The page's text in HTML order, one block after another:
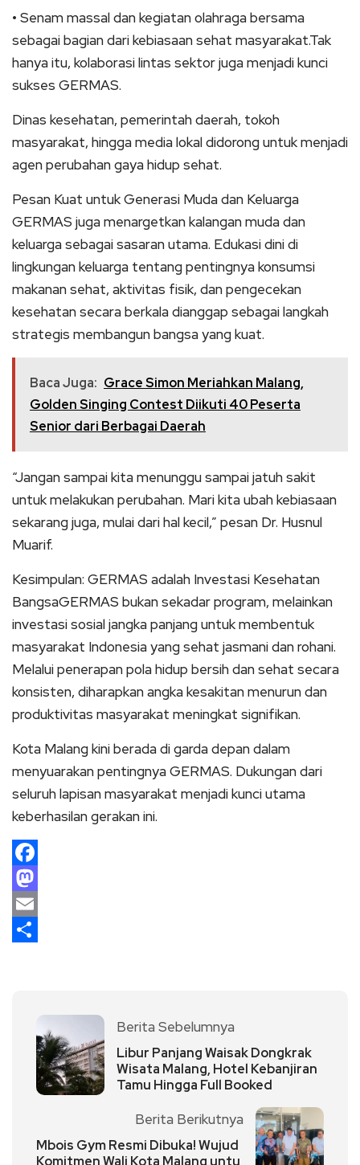
• Senam massal dan kegiatan olahraga bersama
sebagai bagian dari kebiasaan sehat masyarakat.Tak
hanya itu, kolaborasi lintas sektor juga menjadi kunci
sukses GERMAS.
Dinas kesehatan, pemerintah daerah, tokoh
masyarakat, hingga media lokal didorong untuk menjadi
agen perubahan gaya hidup sehat.
Pesan Kuat untuk Generasi Muda dan Keluarga
GERMAS juga menargetkan kalangan muda dan
keluarga sebagai sasaran utama. Edukasi dini di
lingkungan keluarga tentang pentingnya konsumsi
makanan sehat, aktivitas fisik, dan pengecekan
kesehatan secara berkala dianggap sebagai langkah
strategis membangun bangsa yang kuat.
Baca Juga: Grace Simon Meriahkan Malang,
Golden Singing Contest Diikuti 40 Peserta
Senior dari Berbagai Daerah
“Jangan sampai kita menunggu sampai jatuh sakit
untuk melakukan perubahan. Mari kita ubah kebiasaan
sekarang juga, mulai dari hal kecil,” pesan Dr. Husnul
Muarif.
Kesimpulan: GERMAS adalah Investasi Kesehatan
BangsaGERMAS bukan sekadar program, melainkan
investasi sosial jangka panjang untuk membentuk
masyarakat Indonesia yang sehat jasmani dan rohani.
Melalui penerapan pola hidup bersih dan sehat secara
konsisten, diharapkan angka kesakitan menurun dan
produktivitas masyarakat meningkat signifikan.
Kota Malang kini berada di garda depan dalam
menyuarakan pentingnya GERMAS. Dukungan dari
seluruh lapisan masyarakat menjadi kunci utama
keberhasilan gerakan ini.
Facebook
Mastodon
Email
Berita Sebelumnya
Libur Panjang Waisak Dongkrak
Wisata Malang, Hotel Kebanjiran
Tamu Hingga Full Booked
Berita Berikutnya
Mbois Gym Resmi Dibuka! Wujud
Komitmen Wali Kota Malang untu